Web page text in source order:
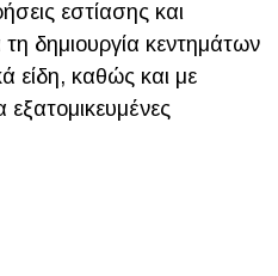
εστίασης και
τη δημιουργία κεντημάτων
είδη, καθώς και με
εξατομικευμένες